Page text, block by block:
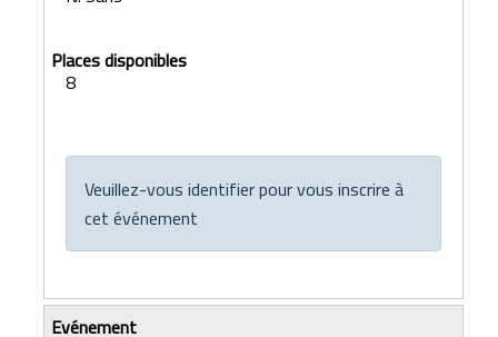
8
Veuillez-vous identifier pour vous inscrire à
cet événement